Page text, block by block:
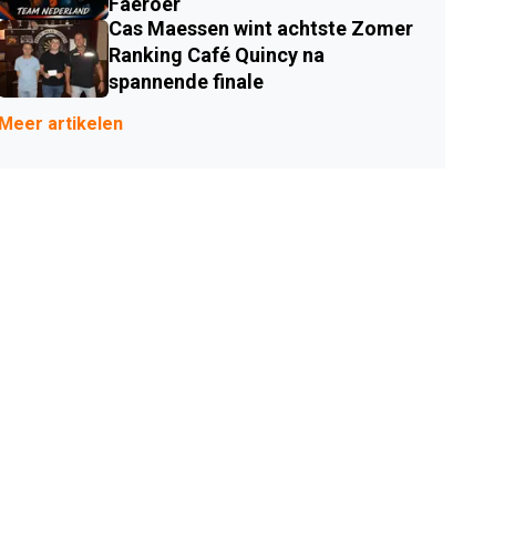
Cas Maessen wint achtste Zomer
Ranking Café Quincy na
spannende finale
Meer artikelen